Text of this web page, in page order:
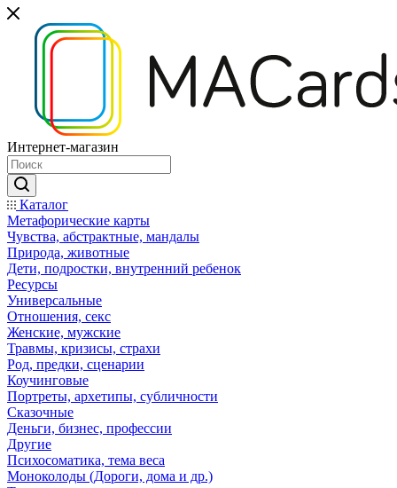
Интернет-магазин
Каталог
Mетафорические карты
Чувства, абстрактные, мандалы
Природа, животные
Дети, подростки, внутренний ребенок
Ресурсы
Универсальные
Отношения, секс
Женские, мужские
Травмы, кризисы, страхи
Род, предки, сценарии
Коучинговые
Портреты, архетипы, субличности
Сказочные
Деньги, бизнес, профессии
Другие
Психосоматика, тема веса
Моноколоды (Дороги, дома и др.)